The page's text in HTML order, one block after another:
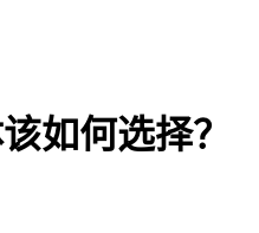
如何选择？